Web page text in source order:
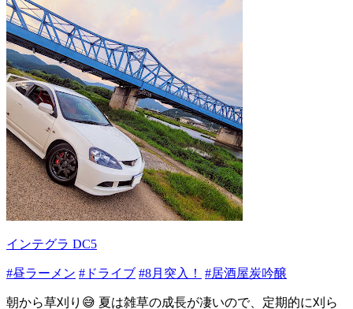
インテグラ DC5
#昼ラーメン #ドライブ #8月突入！ #居酒屋炭吟醸
朝から草刈り😅 夏は雑草の成長が凄いので、定期的に刈ら